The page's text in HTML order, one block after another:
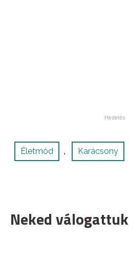
Életmód , Karácsony
Neked válogattuk